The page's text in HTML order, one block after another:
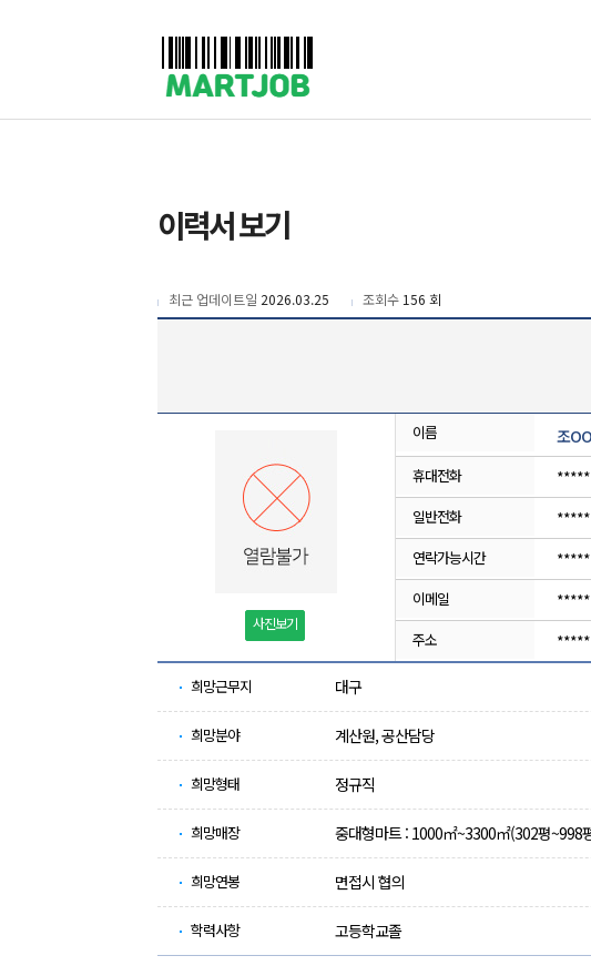
유통매장전용 임대·매매정보
식자재가격정보
농산/야채청과직원채용정보이력서 보기
최근 업데이트일 2026.03.25 조회수 156 회
사진보기
이름 조
휴대전화 *****
일반전화 *****
연락가능시간 *****
이메일 *****
주소 *****
희망근무지 대구
희망분야 계산원, 공산담당
희망형태 정규직
희망매장 중대형마트 : 1000㎡~3300㎡(302평~998
희망연봉 면접시 협의
학력사항 고등학교졸